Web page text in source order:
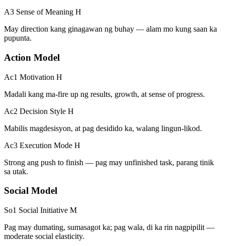
A3 Sense of Meaning H
May direction kang ginagawan ng buhay — alam mo kung saan ka
pupunta.
Action Model
Ac1 Motivation H
Madali kang ma-fire up ng results, growth, at sense of progress.
Ac2 Decision Style H
Mabilis magdesisyon, at pag desidido ka, walang lingun-likod.
Ac3 Execution Mode H
Strong ang push to finish — pag may unfinished task, parang tinik
sa utak.
Social Model
So1 Social Initiative M
Pag may dumating, sumasagot ka; pag wala, di ka rin nagpipilit —
moderate social elasticity.